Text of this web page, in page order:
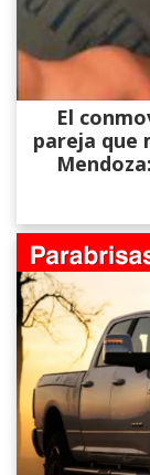
El
pareja que